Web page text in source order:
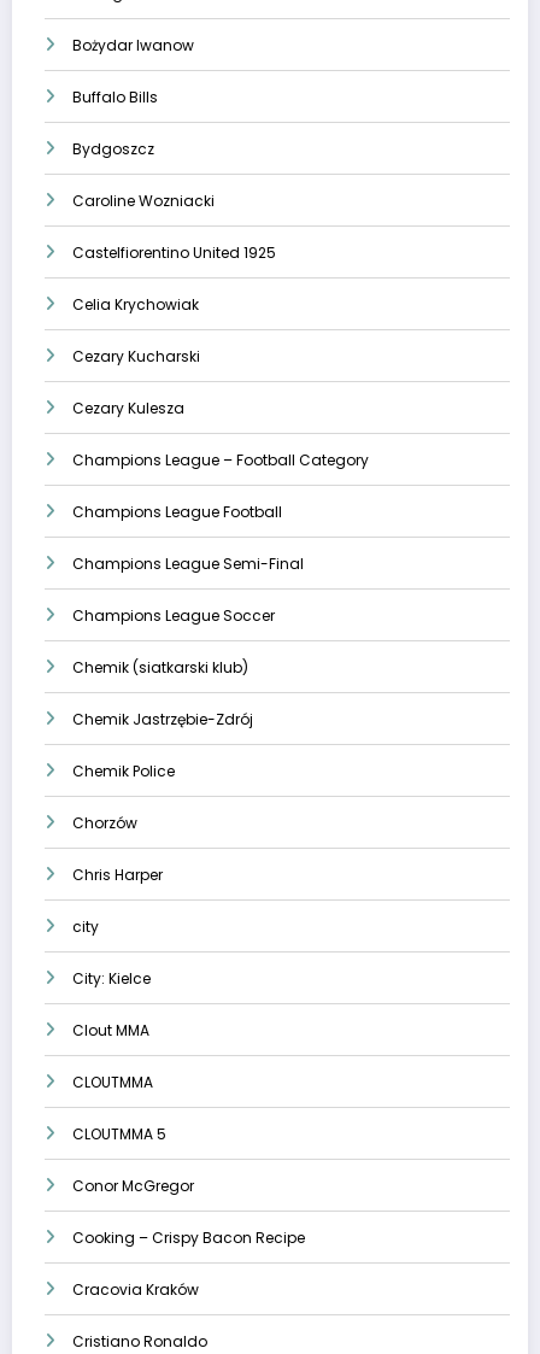
Bożydar Iwanow
Buffalo Bills
Bydgoszcz
Caroline Wozniacki
Castelfiorentino United 1925
Celia Krychowiak
Cezary Kucharski
Cezary Kulesza
Champions League – Football Category
Champions League Football
Champions League Semi-Final
Champions League Soccer
Chemik (siatkarski klub)
Chemik Jastrzębie-Zdrój
Chemik Police
Chorzów
Chris Harper
city
City: Kielce
Clout MMA
CLOUTMMA
CLOUTMMA 5
Conor McGregor
Cooking – Crispy Bacon Recipe
Cracovia Kraków
Cristiano Ronaldo